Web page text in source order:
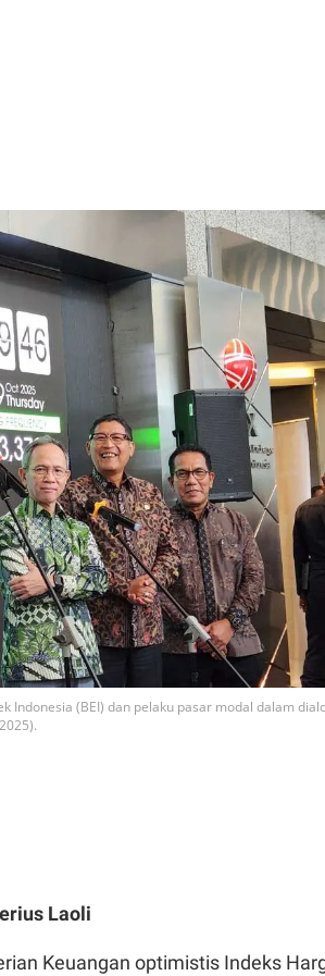
Indonesia (BEI) dan pelaku pasar modal dalam
Laoli
Keuangan optimistis Indeks